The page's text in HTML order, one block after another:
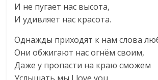
И не пугает нас высота,
И удивляет нас красота.
Однажды приходят к нам слова
Они обжигают нас огнём своим,
Даже у пропасти на краю сможем